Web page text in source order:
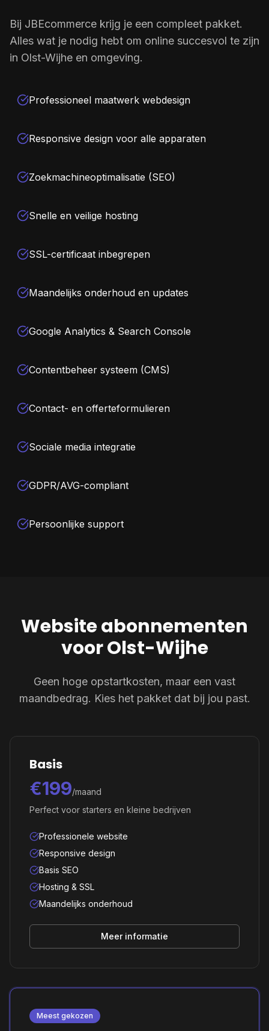
Bij JBEcommerce krijg je een compleet pakket.
Alles wat je nodig hebt om online succesvol te zijn
in Olst-Wijhe en omgeving.
Professioneel maatwerk webdesign
Responsive design voor alle apparaten
Zoekmachineoptimalisatie (SEO)
Snelle en veilige hosting
SSL-certificaat inbegrepen
Maandelijks onderhoud en updates
Google Analytics & Search Console
Contentbeheer systeem (CMS)
Contact- en offerteformulieren
Sociale media integratie
GDPR/AVG-compliant
Persoonlijke support
Website abonnementen
voor Olst-Wijhe
Geen hoge opstartkosten, maar een vast
maandbedrag. Kies het pakket dat bij jou past.
Basis
€199/maand
Perfect voor starters en kleine bedrijven
Professionele website
Responsive design
Basis SEO
Hosting & SSL
Maandelijks onderhoud
Meer informatie
Meest gekozen